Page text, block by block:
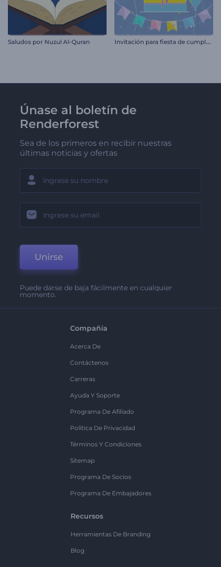
Saludos por Nuzul Al-Quran I
nvitación para fiesta de cumpleaños
Únase al boletín de
Renderforest
Sea de los primeros en recibir nuestras
últimas noticias y ofertas
Unirse
Puede darse de baja fácilmente en cualquier
momento.
Compañía
Acerca De
Contáctenos
Carreras
Ayuda Y Soporte
Programa De Afiliado
Política De Privacidad
Términos Y Condiciones
Sitemap
Programa De Socios
Programa De Embajadores
Recursos
Herramientas De Branding
Blog